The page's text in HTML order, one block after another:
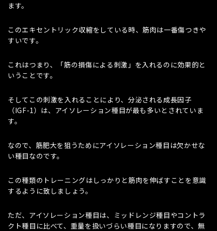
ます。
このエキセントリック収縮をしている時、筋肉は一番傷つきや
すいです。
これはつまり、「筋の損傷による刺激」を入れるのに効果的と
いうことです。
そしてこの刺激を入れることにより、分泌される成長因子
（IGF-1）は、アイソレーション種目が最も多いとされていま
す。
なので、筋肥大を狙うためにアイソレーション種目は欠かせな
い種目なのです。
この種類のトレーニングはしっかりと筋肉を伸ばすことを意識
するように致しましょう。
ただ、アイソレーション種目は、ミッドレンジ種目やコントラ
クト種目に比べて、重量を扱いづらい種目になりますので、無